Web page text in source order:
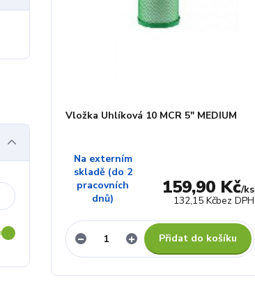
Vložka Uhlíková 10 MCR 5" MEDIUM
159,90 Kč/ks
132,15 Kčbez DPH
Na externím
skladě (do 2
pracovních
dnů)
Přidat do košíku